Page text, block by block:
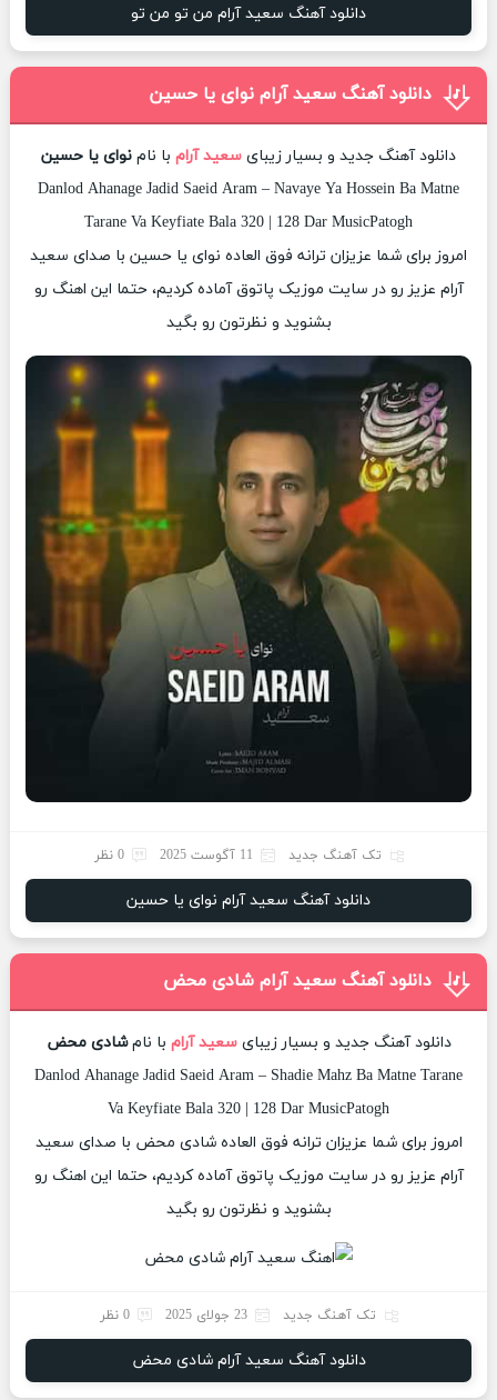
دانلود آهنگ سعید آرام من تو من تو
دانلود آهنگ سعید آرام نوای یا حسین
دانلود آهنگ جدید و بسیار زیبای سعید آرام با نام نوای یا حسین
Danlod Ahanage Jadid Saeid Aram – Navaye Ya Hossein Ba Matne
Tarane Va Keyfiate Bala 320 | 128 Dar MusicPatogh
امروز برای شما عزیزان ترانه فوق العاده نوای یا حسین با صدای سعید
آرام عزیز رو در سایت موزیک پاتوق آماده کردیم، حتما این اهنگ رو
بشنوید و نظرتون رو بگید
تک آهنگ جدید 11 آگوست 2025 0 نظر
دانلود آهنگ سعید آرام نوای یا حسین
دانلود آهنگ سعید آرام شادی محض
دانلود آهنگ جدید و بسیار زیبایسعید آرام با نامشادی محض
Danlod Ahanage Jadid Saeid Aram – Shadie Mahz Ba Matne Tarane
Va Keyfiate Bala 320 | 128 Dar MusicPatogh
امروز برای شما عزیزان ترانه فوق العاده شادی محض با صدای سعید
آرام عزیز رو در سایت موزیک پاتوق آماده کردیم، حتما این اهنگ رو
بشنوید و نظرتون رو بگید
تک آهنگ جدید 23 جولای 2025 0 نظر
دانلود آهنگ سعید آرام شادی محض